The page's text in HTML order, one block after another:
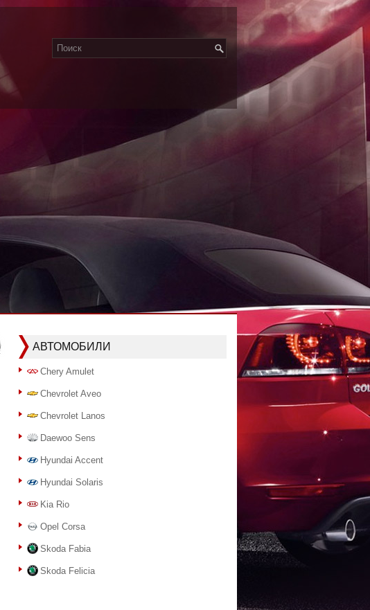
АВТОМОБИЛИ
Chery Amulet
Chevrolet Aveo
Chevrolet Lanos
Daewoo Sens
Hyundai Accent
Hyundai Solaris
Kia Rio
Opel Corsa
Skoda Fabia
Skoda Felicia